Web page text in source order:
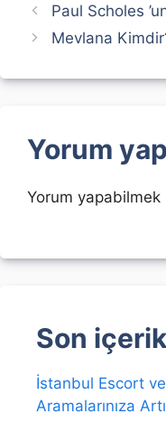
Paul Scholes
Mevlana
Yorum
Yorum yapabilmek
Son
İstanbul Escort
Aramalarınıza